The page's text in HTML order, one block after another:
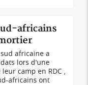
africains
africaine a
lors d'une
camp en RDC ,
africains ont